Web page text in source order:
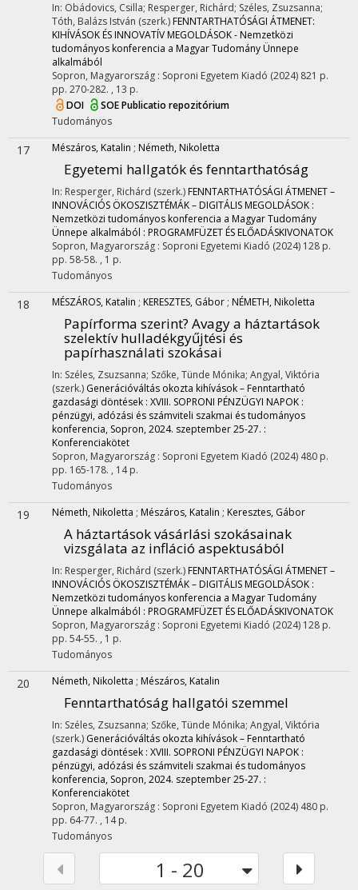
In: Obádovics, Csilla; Resperger, Richárd; Széles, Zsuzsanna;
Tóth, Balázs István (szerk.) FENNTARTHATÓSÁGI ÁTMENET:
KIHÍVÁSOK ÉS INNOVATÍV MEGOLDÁSOK - Nemzetközi
tudományos konferencia a Magyar Tudomány Ünnepe
alkalmából
Sopron, Magyarország : Soproni Egyetem Kiadó (2024) 821 p.
pp. 270-282. , 13 p.
DOI
SOE Publicatio repozitórium
Tudományos
17 Mészáros, Katalin ; Németh, Nikoletta
Egyetemi hallgatók és fenntarthatóság
In: Resperger, Richárd (szerk.) FENNTARTHATÓSÁGI ÁTMENET –
INNOVÁCIÓS ÖKOSZISZTÉMÁK – DIGITÁLIS MEGOLDÁSOK :
Nemzetközi tudományos konferencia a Magyar Tudomány
Ünnepe alkalmából : PROGRAMFÜZET ÉS ELŐADÁSKIVONATOK
Sopron, Magyarország : Soproni Egyetemi Kiadó (2024) 128 p.
pp. 58-58. , 1 p.
Tudományos
18 MÉSZÁROS, Katalin ; KERESZTES, Gábor ; NÉMETH, Nikoletta
Papírforma szerint? Avagy a háztartások
szelektív hulladékgyűjtési és
papírhasználati szokásai
In: Széles, Zsuzsanna; Szőke, Tünde Mónika; Angyal, Viktória
(szerk.) Generációváltás okozta kihívások – Fenntartható
gazdasági döntések : XVIII. SOPRONI PÉNZÜGYI NAPOK :
pénzügyi, adózási és számviteli szakmai és tudományos
konferencia, Sopron, 2024. szeptember 25-27. :
Konferenciakötet
Sopron, Magyarország : Soproni Egyetem Kiadó (2024) 480 p.
pp. 165-178. , 14 p.
Tudományos
19 Németh, Nikoletta ; Mészáros, Katalin ; Keresztes, Gábor
A háztartások vásárlási szokásainak
vizsgálata az infláció aspektusából
In: Resperger, Richárd (szerk.) FENNTARTHATÓSÁGI ÁTMENET –
INNOVÁCIÓS ÖKOSZISZTÉMÁK – DIGITÁLIS MEGOLDÁSOK :
Nemzetközi tudományos konferencia a Magyar Tudomány
Ünnepe alkalmából : PROGRAMFÜZET ÉS ELŐADÁSKIVONATOK
Sopron, Magyarország : Soproni Egyetemi Kiadó (2024) 128 p.
pp. 54-55. , 1 p.
Tudományos
20 Németh, Nikoletta ; Mészáros, Katalin
Fenntarthatóság hallgatói szemmel
In: Széles, Zsuzsanna; Szőke, Tünde Mónika; Angyal, Viktória
(szerk.) Generációváltás okozta kihívások – Fenntartható
gazdasági döntések : XVIII. SOPRONI PÉNZÜGYI NAPOK :
pénzügyi, adózási és számviteli szakmai és tudományos
konferencia, Sopron, 2024. szeptember 25-27. :
Konferenciakötet
Sopron, Magyarország : Soproni Egyetem Kiadó (2024) 480 p.
pp. 64-77. , 14 p.
Tudományos
1 - 20